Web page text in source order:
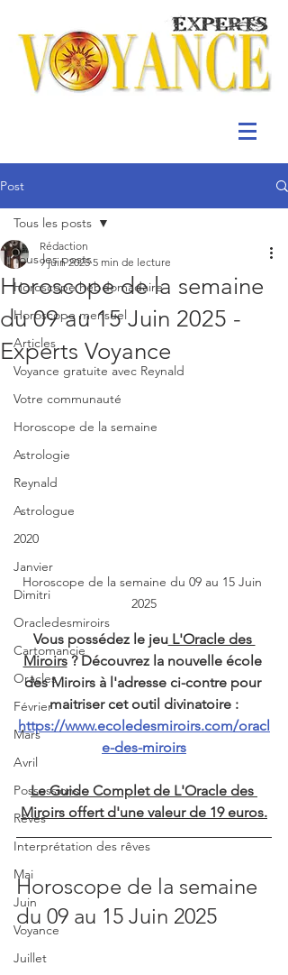
Post
Tous les posts
Horoscope hebdomadaire
Horoscope mensuel
Articles
Voyance gratuite avec Reynald
Votre communauté
Horoscope de la semaine
Astrologie
Reynald
Astrologue
2020
Janvier
Dimitri
Oracledesmiroirs
Cartomancie
Oracles
Février
Mars
Avril
Possessions
Rêves
Interprétation des rêves
Mai
Juin
Voyance
Juillet
Tous les posts
Horoscope de la semaine
du 09 au 15 Juin 2025 -
Experts Voyance
Rédaction
9 juin 2025 5 min de lecture
Horoscope de la semaine du 09 au 15 Juin
2025
Vous possédez le jeu L'Oracle des
Miroirs ? Découvrez la nouvelle école
des Miroirs à l'adresse ci-contre pour
maitriser cet outil divinatoire :
https://www.ecoledesmiroirs.com/oracl
e-des-miroirs
Le Guide Complet de L'Oracle des
Miroirs offert d'une valeur de 19 euros.
Horoscope de la semaine
du 09 au 15 Juin 2025